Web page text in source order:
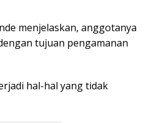
menjelaskan, anggotanya
tujuan pengamanan
hal-hal yang tidak